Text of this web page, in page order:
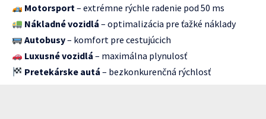
Motorsport– extrémne rýchle radenie pod 50 ms
Nákladné vozidlá – optimalizácia pre ťažké náklady
Autobusy– komfort pre cestujúcich
Luxusné vozidlá – maximálna plynulosť
Pretekárske autá – bezkonkurenčná rýchlosť